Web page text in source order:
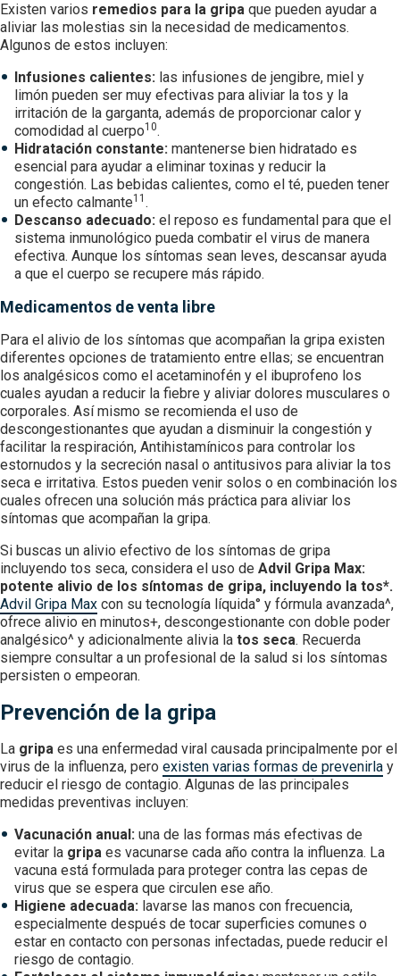
Existen varios remedios para la gripa que pueden ayudar a
aliviar las molestias sin la necesidad de medicamentos.
Algunos de estos incluyen:
Infusiones calientes: las infusiones de jengibre, miel y
limón pueden ser muy efectivas para aliviar la tos y la
irritación de la garganta, además de proporcionar calor y
comodidad al cuerpo10.
Hidratación constante: mantenerse bien hidratado es
esencial para ayudar a eliminar toxinas y reducir la
congestión. Las bebidas calientes, como el té, pueden tener
un efecto calmante11 .
Descanso adecuado: el reposo es fundamental para que el
sistema inmunológico pueda combatir el virus de manera
efectiva. Aunque los síntomas sean leves, descansar ayuda
a que el cuerpo se recupere más rápido.
Medicamentos de venta libre
Para el alivio de los síntomas que acompañan la gripa existen
diferentes opciones de tratamiento entre ellas; se encuentran
los analgésicos como el acetaminofén y el ibuprofeno los
cuales ayudan a reducir la fiebre y aliviar dolores musculares o
corporales. Así mismo se recomienda el uso de
descongestionantes que ayudan a disminuir la congestión y
facilitar la respiración, Antihistamínicos para controlar los
estornudos y la secreción nasal o antitusivos para aliviar la tos
seca e irritativa. Estos pueden venir solos o en combinación los
cuales ofrecen una solución más práctica para aliviar los
síntomas que acompañan la gripa.
Si buscas un alivio efectivo de los síntomas de gripa
incluyendo tos seca, considera el uso de Advil Gripa Max:
potente alivio de los síntomas de gripa, incluyendo la tos*.
Advil Gripa Max con su tecnología líquida° y fórmula avanzada^,
ofrece alivio en minutos+, descongestionante con doble poder
analgésico^ y adicionalmente alivia la tos seca. Recuerda
siempre consultar a un profesional de la salud si los síntomas
persisten o empeoran.
Prevención de la gripa
La gripa es una enfermedad viral causada principalmente por el
virus de la influenza, pero existen varias formas de prevenirla y
reducir el riesgo de contagio. Algunas de las principales
medidas preventivas incluyen:
Vacunación anual: una de las formas más efectivas de
evitar la gripa es vacunarse cada año contra la influenza. La
vacuna está formulada para proteger contra las cepas de
virus que se espera que circulen ese año.
Higiene adecuada: lavarse las manos con frecuencia,
especialmente después de tocar superficies comunes o
estar en contacto con personas infectadas, puede reducir el
riesgo de contagio.